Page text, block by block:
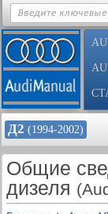
Д2 (1994-2002)
Общие
дизеля